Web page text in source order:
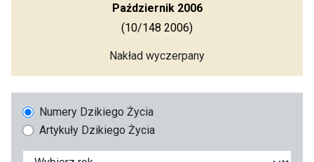
Październik 2006
(10/148 2006)
Nakład wyczerpany
Numery Dzikiego Życia
Artykuły Dzikiego Życia